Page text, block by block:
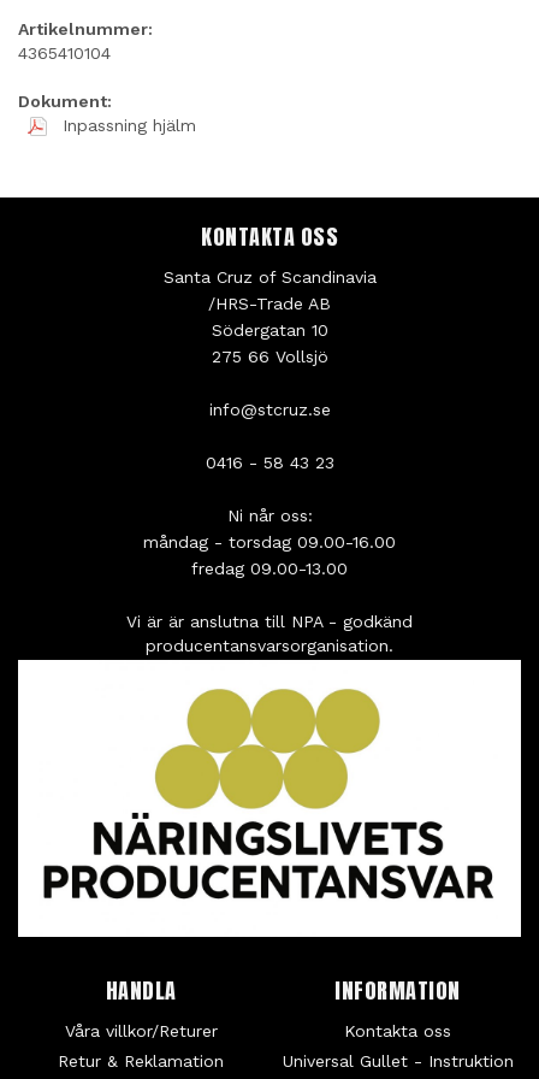
Artikelnummer:
4365410104
Dokument:
Inpassning hjälm
KONTAKTA OSS
Santa Cruz of Scandinavia
/HRS-Trade AB
Södergatan 10
275 66 Vollsjö
info@stcruz.se
0416 - 58 43 23
Ni når oss:
måndag - torsdag 09.00-16.00
fredag 09.00-13.00
Vi är är anslutna till NPA - godkänd
producentansvarsorganisation.
HANDLA
Våra villkor/Returer
Retur & Reklamation
INFORMATION
Kontakta oss
Universal Gullet - Instruktion